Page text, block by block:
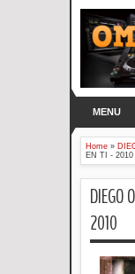
MENU
Home »
EN TI - 2010
DIEGO
2010